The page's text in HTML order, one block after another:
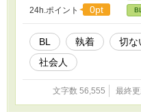
24h.ポイント 0pt BL
BL 執着 切な
社会人
文字数 56,555 最終